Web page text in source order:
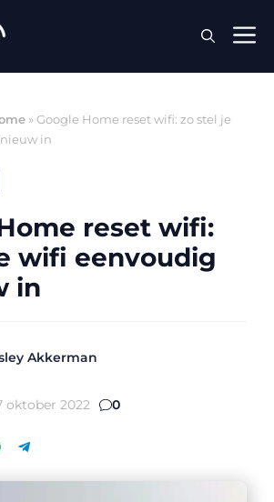
»Google Home reset wifi: zo stel je
in
reset wifi:
wifi eenvoudig
in
Akkerman
oktober 2022 0